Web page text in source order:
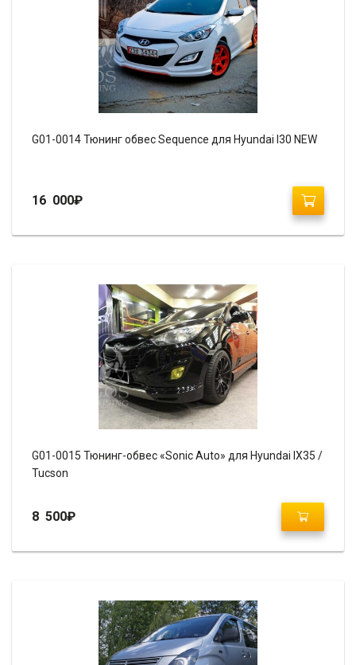
G01-0014 Тюнинг обвес Sequence для Hyundai I30 NEW
16 000₽
G01-0015 Тюнинг-обвес «Sonic Auto» для Hyundai IX35 /
Tucson
8 500₽